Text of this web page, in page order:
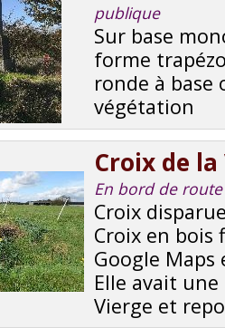
publique
Sur base
forme
ronde à base
végétation
Croix de
En bord de route
Croix
Croix en bois
Google Maps
Elle avait
Vierge et